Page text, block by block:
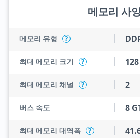
메모리 사
메모리 유형 ?
최대 메모리 크기 ?
최대 메모리 채널 ? 2
버스 속도 8
최대 메모리 대역폭 ?